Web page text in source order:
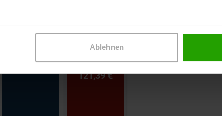
Ablehnen
121,39 €
Convamax 10 x
Der
Die
des Arztes über
Regressen führen